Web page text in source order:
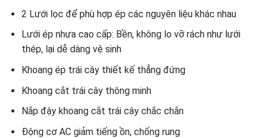
2 Lưới lọc để phù hợp ép các nguyên liệu khác nhau
Lưới ép nhựa cao cấp: Bền, không lo vỡ rách như lưới
thép, lại dễ dàng vệ sinh
Khoang ép trái cây thiết kế thẳng đứng
Khoang cắt trái cây thông minh
Nắp đậy khoang cắt trái cây chắc chắn
Động cơ AC giảm tiếng ồn, chống rung